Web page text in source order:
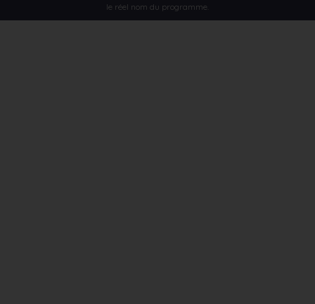
le réel nom du programme.